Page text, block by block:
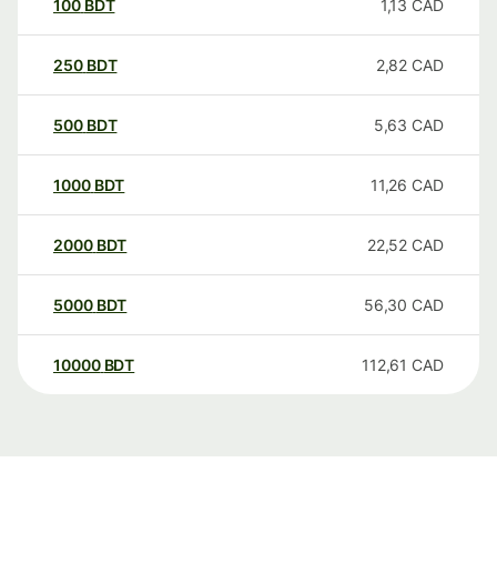
100 BDT 1,13 CAD
250 BDT 2,82 CAD
500 BDT 5,63 CAD
1000 BDT 11,26 CAD
2000 BDT 22,52 CAD
5000 BDT 56,30 CAD
10000 BDT 112,61 CAD